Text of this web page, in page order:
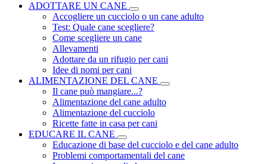
ADOTTARE UN CANE
Accogliere un cucciolo o un cane adulto
Test: Quale cane scegliere?
Come scegliere un cane
Allevamenti
Adottare da un rifugio per cani
Idee di nomi per cani
ALIMENTAZIONE DEL CANE
Il cane può mangiare...?
Alimentazione del cane adulto
Alimentazione del cucciolo
Ricette fatte in casa per cani
EDUCARE IL CANE
Educazione di base del cucciolo e del cane adulto
Problemi comportamentali del cane